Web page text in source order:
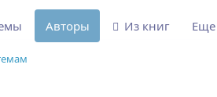
Авторы Из книг